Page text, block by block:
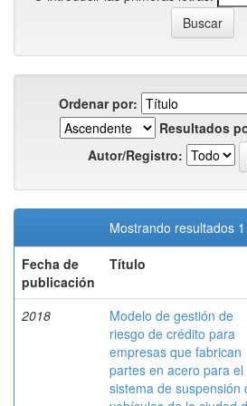
Ordenar por:
Resultados
Autor/Registro:
Mostrando resultados
Fecha de
publicación
Título
2018
Modelo de gestión de
riesgo de crédito para
empresas que fabrican
partes en acero para el
sistema de suspensión